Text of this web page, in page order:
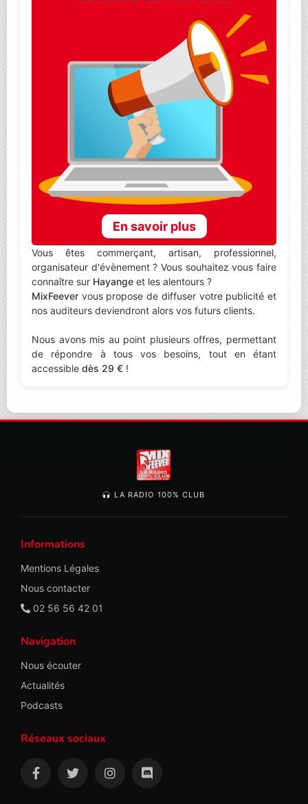
En savoir plus
Vous êtes commerçant, artisan, professionnel,
organisateur d'évènement ? Vous souhaitez vous faire
connaître sur Hayange et les alentours ?
MixFeever vous propose de diffuser votre publicité et
nos auditeurs deviendront alors vos futurs clients.
Nous avons mis au point plusieurs offres, permettant
de répondre à tous vos besoins, tout en étant
accessible dès 29 € !
LA RADIO 100% CLUB
Informations
Mentions Légales
Nous contacter
02 56 56 42 01
Navigation
Nous écouter
Actualités
Podcasts
Réseaux sociaux